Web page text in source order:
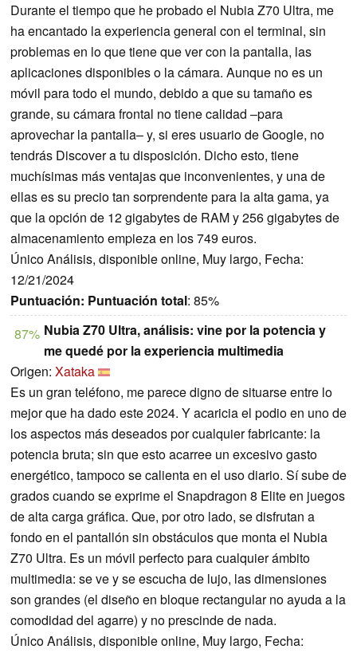
Durante el tiempo que he probado el Nubia Z70 Ultra, me
ha encantado la experiencia general con el terminal, sin
problemas en lo que tiene que ver con la pantalla, las
aplicaciones disponibles o la cámara. Aunque no es un
móvil para todo el mundo, debido a que su tamaño es
grande, su cámara frontal no tiene calidad –para
aprovechar la pantalla– y, si eres usuario de Google, no
tendrás Discover a tu disposición. Dicho esto, tiene
muchísimas más ventajas que inconvenientes, y una de
ellas es su precio tan sorprendente para la alta gama, ya
que la opción de 12 gigabytes de RAM y 256 gigabytes de
almacenamiento empieza en los 749 euros.
Único Análisis, disponible online, Muy largo, Fecha:
12/21/2024
Puntuación: Puntuación total: 85%
87% Nubia Z70 Ultra, análisis: vine por la potencia y
me quedé por la experiencia multimedia
Origen: Xataka
Es un gran teléfono, me parece digno de situarse entre lo
mejor que ha dado este 2024. Y acaricia el podio en uno de
los aspectos más deseados por cualquier fabricante: la
potencia bruta; sin que esto acarree un excesivo gasto
energético, tampoco se calienta en el uso diario. Sí sube de
grados cuando se exprime el Snapdragon 8 Elite en juegos
de alta carga gráfica. Que, por otro lado, se disfrutan a
fondo en el pantallón sin obstáculos que monta el Nubia
Z70 Ultra. Es un móvil perfecto para cualquier ámbito
multimedia: se ve y se escucha de lujo, las dimensiones
son grandes (el diseño en bloque rectangular no ayuda a la
comodidad del agarre) y no prescinde de nada.
Único Análisis, disponible online, Muy largo, Fecha: